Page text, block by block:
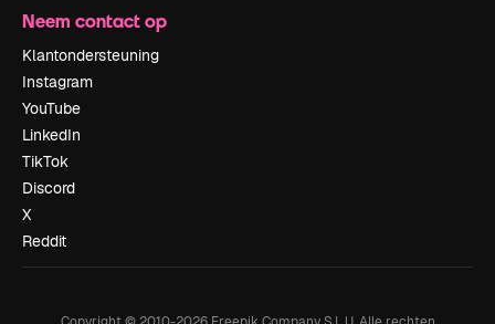
Neem contact op
Klantondersteuning
Instagram
YouTube
LinkedIn
TikTok
Discord
X
Reddit